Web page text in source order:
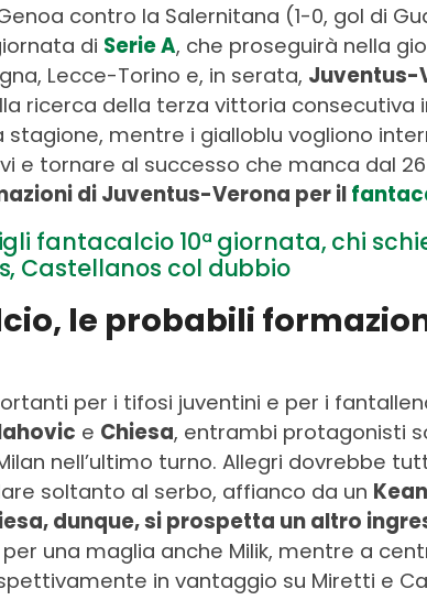
contro la Salernitana (1-0, gol di
di Serie A, che proseguirà nella
Lecce-Torino e, in serata, Juventus-
ricerca della terza vittoria consecutiva
stagione, mentre i gialloblu vogliono
e tornare al successo che manca dal
di Juventus-Verona per il
fantacalcio 10ª giornata, chi
Castellanos col dubbio
le probabili
per i tifosi juventini e per i
e Chiesa, entrambi protagonisti
nell’ultimo turno. Allegri dovrebbe
soltanto al serbo, affianco da un Kean
dunque, si prospetta un altro
una maglia anche Milik, mentre a
in vantaggio su Miretti e